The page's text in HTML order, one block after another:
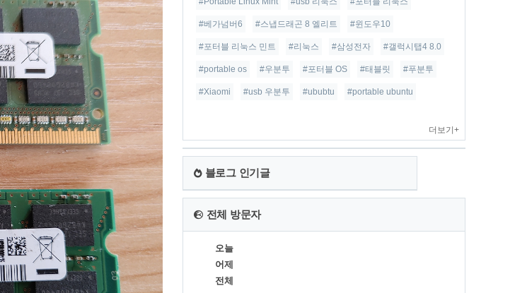
#베가넘버6 #스냅드래곤 8 엘리트 #윈도우10
#포터블 리눅스 민트 #리눅스 #삼성전자 #갤럭시탭4 8.0
#portable os #우분투 #포터블 OS #태블릿 #푸분투
#Xiaomi #usb 우분투 #ububtu #portable ubuntu
더보기+
블로그 인기글
전체 방문자
오늘
어제
전체